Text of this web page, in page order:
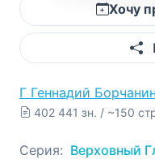
Хочу
Г Геннадий
402 441 зн. / ~150
Серия: Верховный